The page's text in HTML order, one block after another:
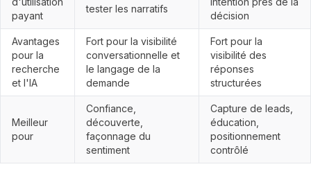
payant
tester les narratifs
décision
Avantages
pour la
recherche
et l'IA
Fort pour la visibilité
conversationnelle et
le langage de la
demande
Fort pour la
visibilité des
réponses
structurées
Meilleur
pour
Confiance,
découverte,
façonnage du
sentiment
Capture de leads,
éducation,
positionnement
contrôlé